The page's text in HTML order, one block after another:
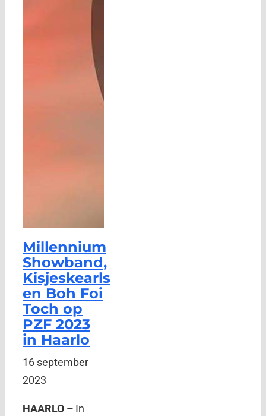
Millennium
Showband,
Kisjeskearls
en Boh Foi
Toch op
PZF 2023
in Haarlo
16 september
2023
HAARLO – In